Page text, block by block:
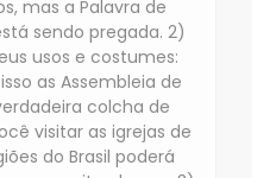
mas a Palavra de
sendo pregada. 2)
usos e costumes:
as Assembleia de
colcha de
visitar as igrejas de
do Brasil poderá